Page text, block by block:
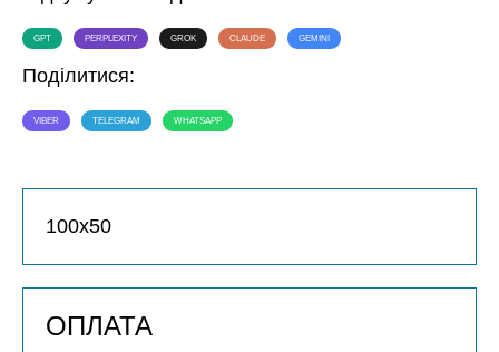
GPT PERPLEXITY GROK CLAUDE GEMINI
Поділитися:
VIBER TELEGRAM WHATSAPP
100х50
ОПЛАТА